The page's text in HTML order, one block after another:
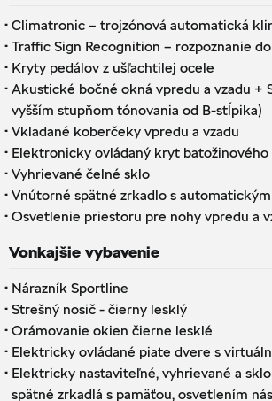
· Climatronic – trojzónová automatická
· Traffic Sign Recognition – rozpoznanie
· Kryty pedálov z ušľachtilej ocele
· Akustické bočné okná vpredu a vzadu +
vyšším stupňom tónovania od B-stĺpika)
· Vkladané koberčeky vpredu a vzadu
· Elektronicky ovládaný kryt
· Vyhrievané čelné sklo
· Vnútorné spätné zrkadlo s
· Osvetlenie priestoru pre nohy vpredu a
Vonkajšie vybavenie
· Nárazník Sportline
· Strešný nosič - čierny lesklý
· Orámovanie okien čierne lesklé
· Elektricky ovládané piate dvere s
· Elektricky nastaviteľné, vyhrievané a
spätné zrkadlá s pamäťou, osvetlením